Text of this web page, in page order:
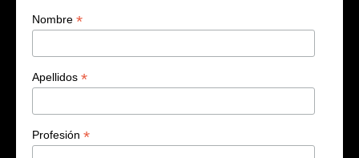
Nombre *
Apellidos *
Profesión *